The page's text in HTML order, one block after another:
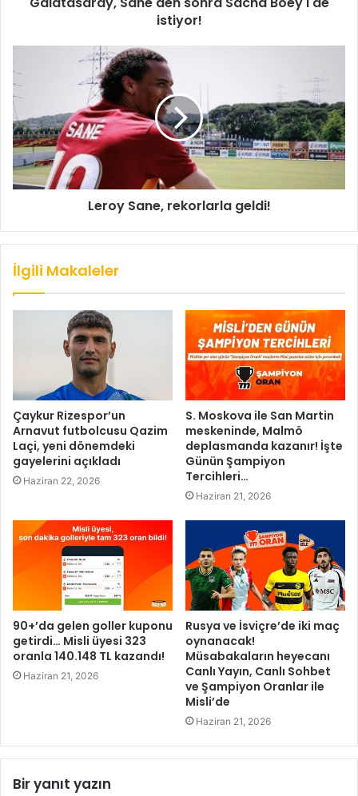
istiyor!
Leroy Sane, rekorlarla geldi!
İlgili Makaleler
Çaykur Rizespor’un
Arnavut futbolcusu Qazim
Laçi, yeni dönemdeki
gayelerini açıkladı
Haziran 22, 2026
S. Moskova ile San Martin
meskeninde, Malmö
deplasmanda kazanır! İşte
Günün Şampiyon
Tercihleri…
Haziran 21, 2026
90+’da gelen goller kuponu
getirdi… Misli üyesi 323
oranla 140.148 TL kazandı!
Haziran 21, 2026
Rusya ve İsviçre’de iki maç
oynanacak!
Müsabakaların heyecanı
Canlı Yayın, Canlı Sohbet
ve Şampiyon Oranlar ile
Misli’de
Haziran 21, 2026
Bir yanıt yazın